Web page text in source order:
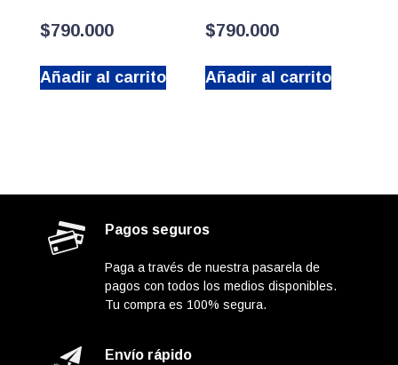
$790.000
Añadir al carrito
$790.000
Añadir al carrito
Pagos seguros
Paga a través de nuestra pasarela de
pagos con todos los medios disponibles.
Tu compra es 100% segura.
Envío rápido